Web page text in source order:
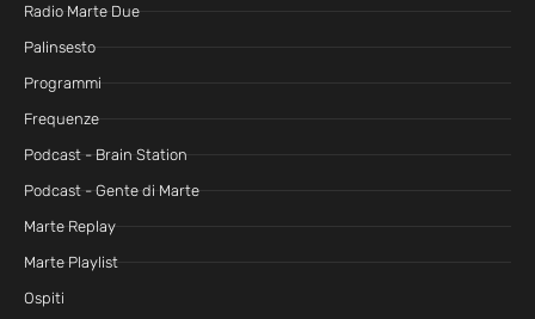
Radio Marte Due
Palinsesto
Programmi
Frequenze
Podcast - Brain Station
Podcast - Gente di Marte
Marte Replay
Marte Playlist
Ospiti